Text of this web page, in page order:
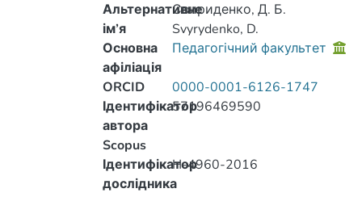
Альтернативне
ім’я
Свириденко, Д. Б.
Svyrydenko, D.
Основна
афіліація
Педагогічний факультет
ORCID
0000-0001-6126-1747
Ідентифікатор
автора
Scopus
57196469590
Ідентифікатор
дослідника
H-4960-2016